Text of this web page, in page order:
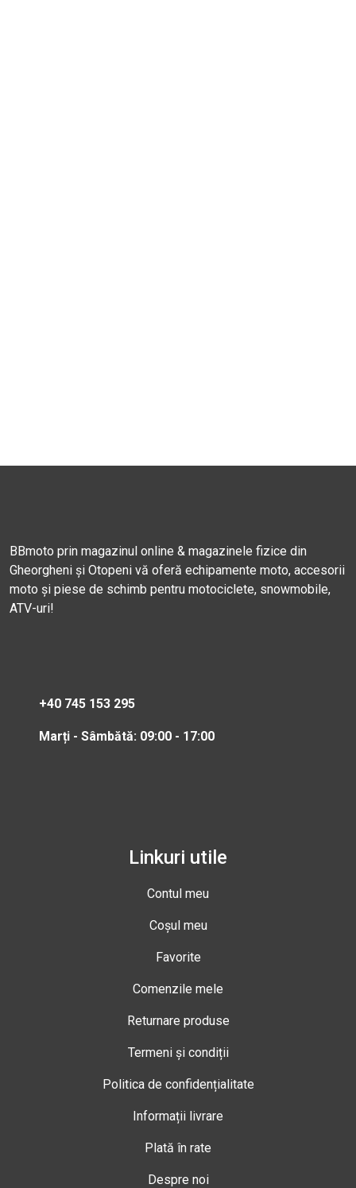
BBmoto prin magazinul online & magazinele fizice din
Gheorgheni și Otopeni vă oferă echipamente moto, accesorii
moto și piese de schimb pentru motociclete, snowmobile,
ATV-uri!
+40 745 153 295
Marți - Sâmbătă: 09:00 - 17:00
Linkuri utile
Contul meu
Coșul meu
Favorite
Comenzile mele
Returnare produse
Termeni și condiții
Politica de confidențialitate
Informații livrare
Plată în rate
Despre noi